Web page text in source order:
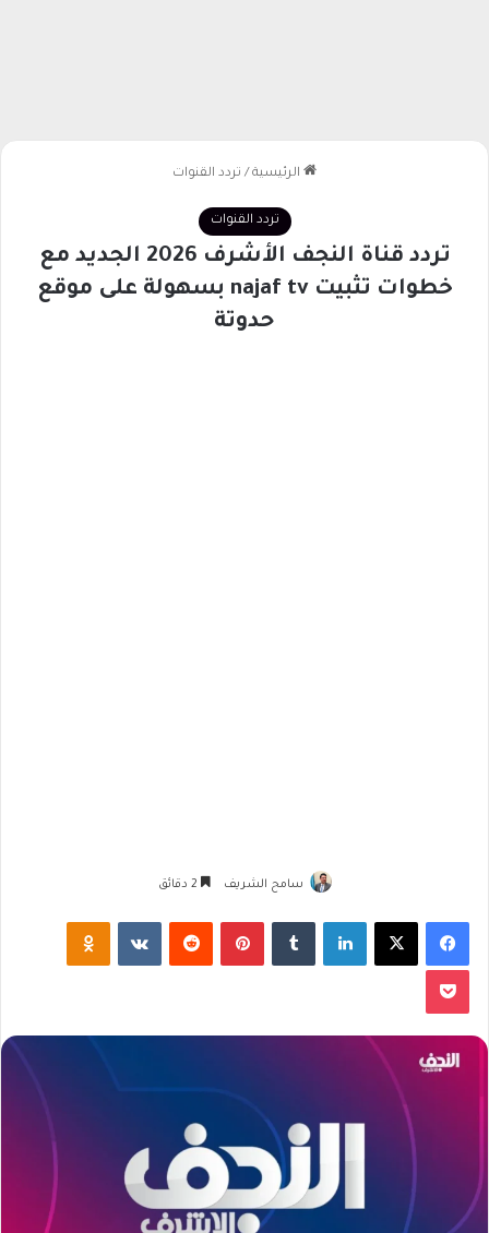
الرئيسية / تردد القنوات
تردد القنوات
تردد قناة النجف الأشرف 2026 الجديد مع
خطوات تثبيت najaf tv بسهولة على موقع
حدوتة
سامح الشريف
فيسبوك لينكدإن بينتيريست